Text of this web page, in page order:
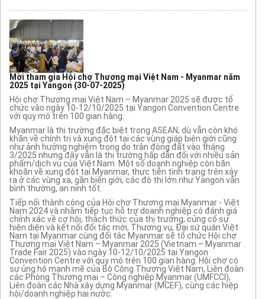
Mời tham gia Hội chợ Thương mại Việt Nam - Myanmar năm
2025 tại Yangon (30-07-2025)
Hội chợ Thương mại Việt Nam – Myanmar 2025 sẽ được tổ
chức vào ngày 10-12/10/2025 tại Yangon Convention Centre
với quy mô trên 100 gian hàng.
Myanmar là thị trường đặc biệt trong ASEAN, dù vẫn còn khó
khăn về chính trị và xung đột tại các vùng giáp biên giới cũng
như ảnh hưởng nghiêm trọng do trận động đất vào tháng
3/2025 nhưng đây vẫn là thị trường hấp dẫn đối với nhiều sản
phẩm/dịch vụ của Việt Nam. Một số doanh nghiệp còn băn
khoăn về xung đột tại Myanmar, thực tiễn tình trạng trên xảy
ra ở các vùng xa, gần biên giới, các đô thị lớn như Yangon vẫn
bình thường, an ninh tốt.
Tiếp nối thành công của Hội chợ Thương mại Myanmar - Việt
Nam 2024 và nhằm tiếp tục hỗ trợ doanh nghiệp có đánh giá
chính xác về cơ hội, thách thức của thị trường, củng cố sự
hiện diện và kết nối đối tác mới, Thương vụ, Đại sứ quán Việt
Nam tại Myanmar cùng đối tác Myanmar sẽ tổ chức Hội chợ
Thương mại Việt Nam – Myanmar 2025 (Vietnam – Myanmar
Trade Fair 2025) vào ngày 10-12/10/2025 tại Yangon
Convention Centre với quy mô trên 100 gian hàng. Hội chợ có
sự ủng hộ mạnh mẽ của Bộ Công Thương Việt Nam, Liên đoàn
các Phòng Thương mại – Công nghiệp Myanmar (UMFCCI),
Liên đoàn các Nhà xây dựng Myanmar (MCEF), cùng các hiệp
hội/doanh nghiệp hai nước.